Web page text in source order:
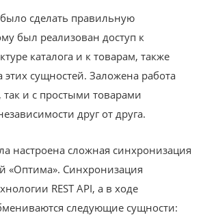
сделать правильную
был реализован доступ к
каталога и к товарам, также
этих сущностей. Заложена работа
так и с простыми товарами
друг от друга.
настроена сложная синхронизация
«Оптима». Синхронизация
REST API, а в ходе
следующие сущности: